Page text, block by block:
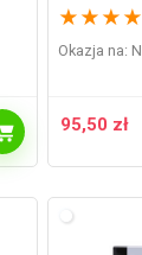
100 ml
★ ★ ★ ★
Okazja na:
95,50 zł